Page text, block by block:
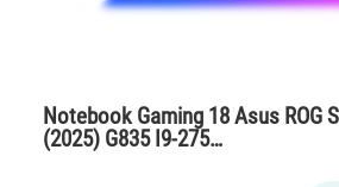
Notebook Gaming 18 Asus ROG
(2025) G835 I9-275…